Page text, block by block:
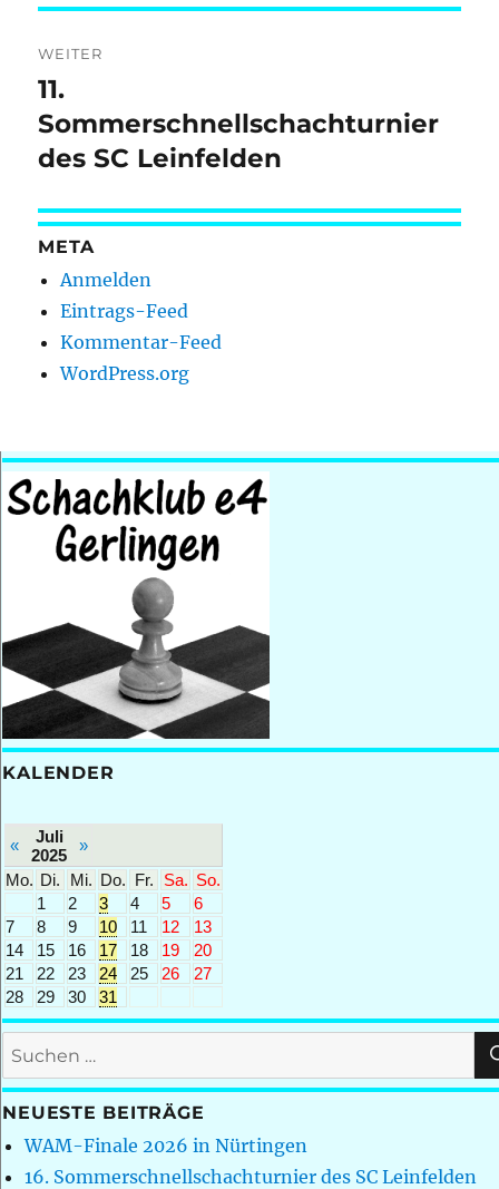
WEITER
Nächster
Beitrag:
11.
Sommerschnellschachturnier
des SC Leinfelden
META
Anmelden
Eintrags-Feed
Kommentar-Feed
WordPress.org
KALENDER
«
Juli
2025
»
Mo. Di. Mi. Do. Fr. Sa. So.
1
2 3 4 5
6
7
8 9 10 11 12
13
14
15 16 17 18 19
20
21
22 23 24 25 26
27
28
29 30 31
Suchen
nach:
NEUESTE BEITRÄGE
WAM-Finale 2026 in Nürtingen
16. Sommerschnellschachturnier des SC Leinfelden